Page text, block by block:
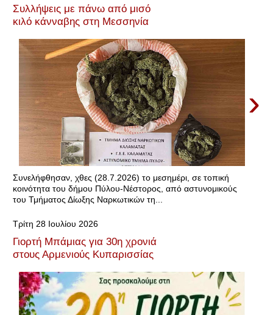
Συλλήψεις με πάνω από μισό
κιλό κάνναβης στη Μεσσηνία
›
Συνελήφθησαν, χθες (28.7.2026) το μεσημέρι, σε τοπική
κοινότητα του δήμου Πύλου-Νέστορος, από αστυνομικούς
του Τμήματος Δίωξης Ναρκωτικών τη...
Τρίτη 28 Ιουλίου 2026
Γιορτή Μπάμιας για 30η χρονιά
στους Αρμενιούς Κυπαρισσίας